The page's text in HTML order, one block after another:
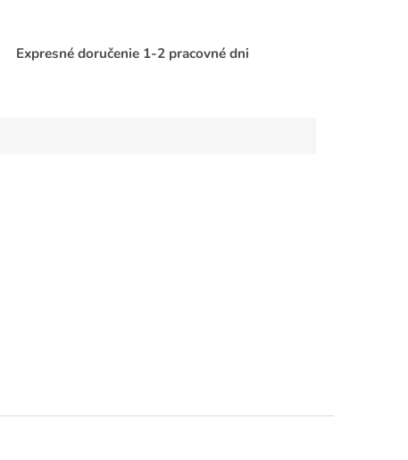
Expresné doručenie 1-2 pracovné dni